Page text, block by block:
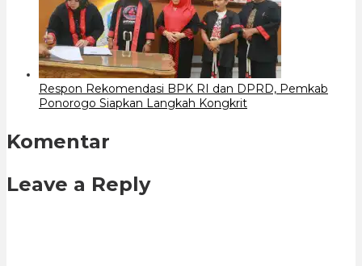
Respon Rekomendasi BPK RI dan DPRD, Pemkab
Ponorogo Siapkan Langkah Kongkrit
Komentar
Leave a Reply